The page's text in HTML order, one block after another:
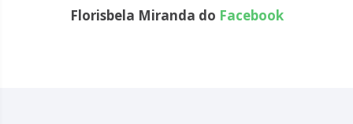
Florisbela Miranda do Facebook